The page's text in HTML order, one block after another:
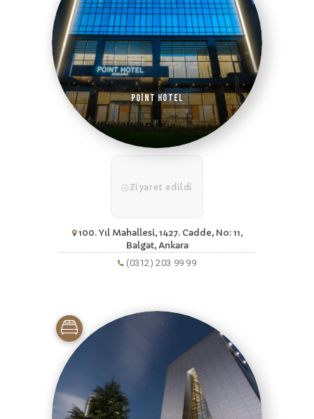
Point Hotel
Ziyaret edildi
100. Yıl Mahallesi, 1427. Cadde, No: 11,
Balgat, Ankara
(0312) 203 99 99